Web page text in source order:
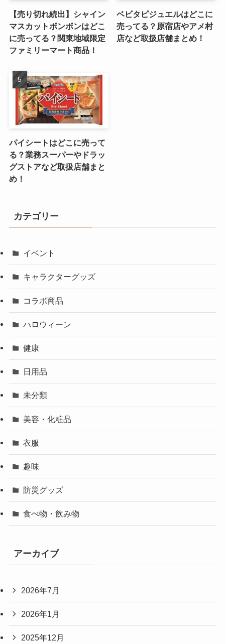
【売り切れ続出】シャイン
マスカットボンボンはどこ
に売ってる？関東地域限定
ファミリーマート商品！
ベビタピジュエルはどこに
売ってる？原宿店やアメ村
店など取扱店舗まとめ！
パイシートはどこに売って
る？業務スーパーやドラッ
グストアなど取扱店舗まと
め！
カテゴリー
イベント
キャラクターグッズ
コラボ商品
ハロウィーン
健康
日用品
未分類
美容・化粧品
衣服
趣味
防災グッズ
食べ物・飲み物
アーカイブ
2026年7月
2026年1月
2025年12月